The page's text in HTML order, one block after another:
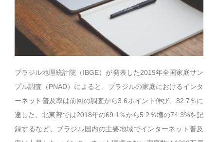
ブラジル地理統計院（IBGE）が発表した2019年全国家庭サン
プル調査（PNAD）によると、ブラジルの家庭におけるインタ
ーネット普及率は前回の調査から3.6ポイント伸び、82.7％に
達した。北東部では2018年の69.1％から5.2％増の74.3%を記
録するなど、ブラジル国内の主要地域でインターネット普及